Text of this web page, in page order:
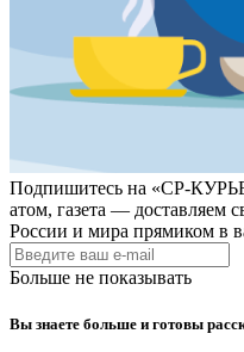
Подпишитесь на «СР-
атом, газета — доставляем
России и мира прямиком в
Больше не показывать
Вы знаете больше и готовы